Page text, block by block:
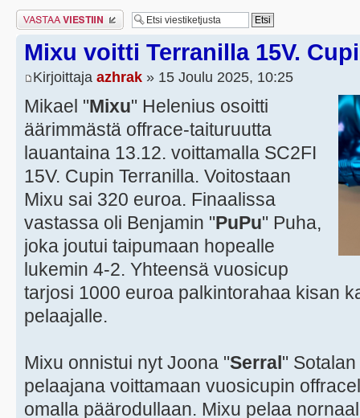
Lähetä vastaus
Mixu voitti Terranilla 15V.
Kirjoittaja azhrak » 15 Joulu 2025, 10:25
Mikael "Mixu" Helenius osoitti
äärimmästä offrace-taituruutta
lauantaina 13.12. voittamalla SC2FI
15V. Cupin Terranilla. Voitostaan
Mixu sai 320 euroa. Finaalissa
vastassa oli Benjamin "PuPu" Puha,
joka joutui taipumaan hopealle
lukemin 4-2. Yhteensä vuosicup
tarjosi 1000 euroa palkintorahaa kisan
pelaajalle.
Mixu onnistui nyt Joona "Serral"
pelaajana voittamaan vuosicupin
omalla päärodullaan. Mixu pelaa